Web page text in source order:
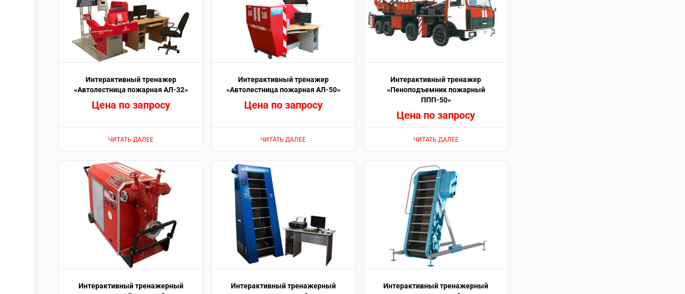
Интерактивный тренажер
«Автолестница пожарная АЛ-32»
Цена по запросу
ЧИТАТЬ ДАЛЕЕ
Интерактивный тренажер
«Автолестница пожарная АЛ-50»
Цена по запросу
ЧИТАТЬ ДАЛЕЕ
Интерактивный тренажер
«Пеноподъемник пожарный
ППП-50»
Цена по запросу
ЧИТАТЬ ДАЛЕЕ
Интерактивный тренажерный
Интерактивный тренажерный
Интерактивный тренажерный